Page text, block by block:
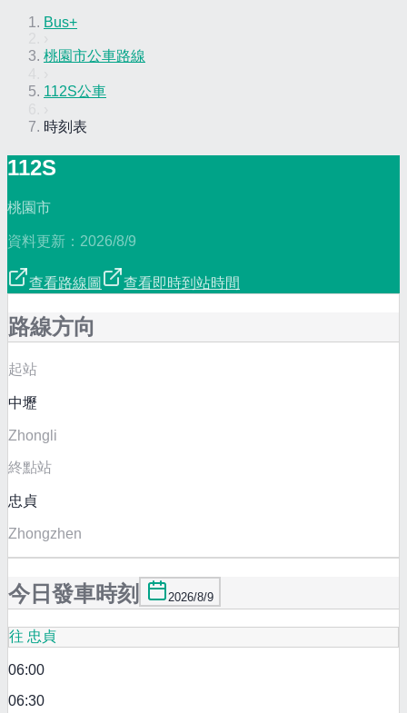
Bus+
桃園市公車路線
112S公車
時刻表
112S
桃園市
資料更新： 2026/8/9
查看路線圖 查看即時到站時間
路線方向
起站
中壢
Zhongli
終點站
忠貞
Zhongzhen
今日發車時刻 2026/8/9
往 忠貞
06:00
06:30